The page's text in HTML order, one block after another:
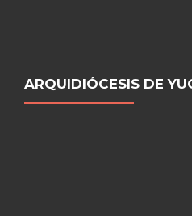
ARQUIDIÓCESIS DE